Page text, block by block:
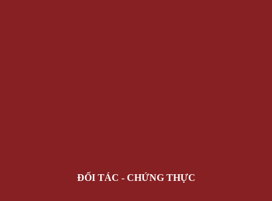
ĐỐI TÁC - CHỨNG THỰC